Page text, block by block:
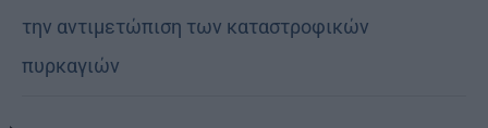
την αντιμετώπιση των καταστροφικών
πυρκαγιών